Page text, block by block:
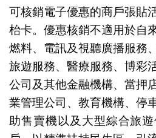
可核銷電子優惠的商戶張貼
枱卡。優惠核銷不適用於自
燃料、電訊及視聽廣播服務
旅遊服務、醫療服務、博彩
公司及其他金融機構、當押
業管理公司、教育機構、停
助售賣機以及大型綜合旅